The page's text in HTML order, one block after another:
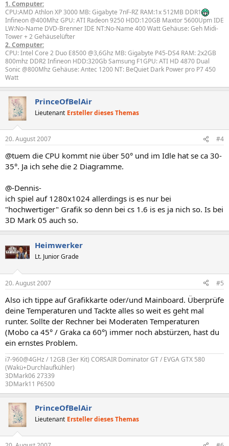
1. Computer:
CPU:AMD Athlon XP 3000 MB: Gigabyte 7nF-RZ RAM:1x 512MB DDR1
Infineon @400Mhz GPU: ATI Radeon 9250 HDD:120GB Maxtor 5600Upm IDE
LW:No-Name DVD-Brenner IDE NT:No-Name 400 Watt Gehäuse: Geh Midi-
Tower + 2 Gehäuselüfter
2. Computer:
CPU: Intel Core 2 Duo E8500 @3,6Ghz MB: Gigabyte P45-DS4 RAM: 2x2GB
800mhz DDR2 Infineon HDD:320Gb Samsung F1GPU: ATI HD 4870 Dual
Sonic @800Mhz Gehäuse: Antec 1200 NT: BeQuiet Dark Power pro P7 450
Watt
PrinceOfBelAir
Lieutenant Ersteller dieses Themas
20. August 2007 #4
@tuem die CPU kommt nie über 50° und im Idle hat se ca 30-
35°. Ja ich sehe die 2 Diagramme.
@-Dennis-
ich spiel auf 1280x1024 allerdings is es nur bei
"hochwertiger" Grafik so denn bei cs 1.6 is es ja nich so. Is bei
3D Mark 05 auch so.
Heimwerker
Lt. Junior Grade
20. August 2007 #5
Also ich tippe auf Grafikkarte oder/und Mainboard. Überprüfe
deine Temperaturen und Tackte alles so weit es geht mal
runter. Sollte der Rechner bei Moderaten Temperaturen
(Mobo ca 45° / Graka ca 60°) immer noch abstürzen, hast du
ein ernstes Problem.
i7-960@4GHz / 12GB (3er Kit) CORSAIR Dominator GT / EVGA GTX 580
(Wakü+Durchlaufkühler)
3DMark06 27339
3DMark11 P6500
PrinceOfBelAir
Lieutenant Ersteller dieses Themas